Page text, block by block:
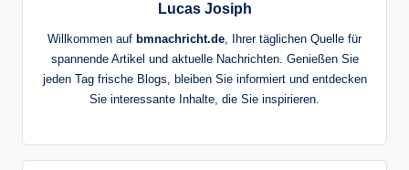
Lucas Josiph
Willkommen auf bmnachricht.de , Ihrer täglichen Quelle für
spannende Artikel und aktuelle Nachrichten. Genießen Sie
jeden Tag frische Blogs, bleiben Sie informiert und entdecken
Sie interessante Inhalte, die Sie inspirieren.